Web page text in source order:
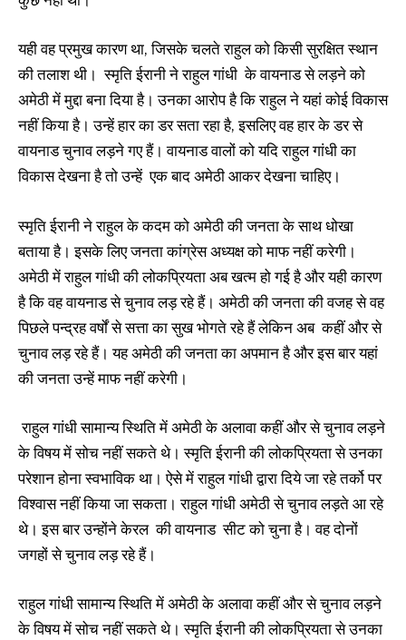
यही वह प्रमुख कारण था, जिसके चलते राहुल को किसी सुरक्षित स्थान
की तलाश थी। स्मृति ईरानी ने राहुल गांधी के वायनाड से लड़ने को
अमेठी में मुद्दा बना दिया है। उनका आरोप है कि राहुल ने यहां कोई विकास
नहीं किया है। उन्हें हार का डर सता रहा है, इसलिए वह हार के डर से
वायनाड चुनाव लड़ने गए हैं। वायनाड वालों को यदि राहुल गांधी का
विकास देखना है तो उन्हें एक बाद अमेठी आकर देखना चाहिए।
स्मृति ईरानी ने राहुल के कदम को अमेठी की जनता के साथ धोखा
बताया है। इसके लिए जनता कांग्रेस अध्यक्ष को माफ नहीं करेगी।
अमेठी में राहुल गांधी की लोकप्रियता अब खत्म हो गई है और यही कारण
है कि वह वायनाड से चुनाव लड़ रहे हैं। अमेठी की जनता की वजह से वह
पिछले पन्द्रह वर्षों से सत्ता का सुख भोगते रहे हैं लेकिन अब कहीं और से
चुनाव लड़ रहे हैं। यह अमेठी की जनता का अपमान है और इस बार यहां
की जनता उन्हें माफ नहीं करेगी।
राहुल गांधी सामान्य स्थिति में अमेठी के अलावा कहीं और से चुनाव लड़ने
के विषय में सोच नहीं सकते थे। स्मृति ईरानी की लोकप्रियता से उनका
परेशान होना स्वभाविक था। ऐसे में राहुल गांधी द्वारा दिये जा रहे तर्को पर
विश्वास नहीं किया जा सकता। राहुल गांधी अमेठी से चुनाव लड़ते आ रहे
थे। इस बार उन्होंने केरल की वायनाड सीट को चुना है। वह दोनों
जगहों से चुनाव लड़ रहे हैं।
राहुल गांधी सामान्य स्थिति में अमेठी के अलावा कहीं और से चुनाव लड़ने
के विषय में सोच नहीं सकते थे। स्मृति ईरानी की लोकप्रियता से उनका